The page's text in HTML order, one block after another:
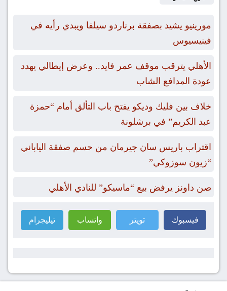
مورينيو يشيد بصفقة برناردو سيلفا ويبدي رأيه في
فينيسيوس
الأهلي يترقب موقف عمر فايد.. وعرض إيطالي يهدد
عودة المدافع الشاب
خلاف بين فليك وديكو يفتح باب التألق أمام “حمزة
عبد الكريم” في برشلونة
اقتراب باريس سان جيرمان من حسم صفقة الياباني
“زيون سوزوكي”
صن داونز يرفض بيع “ماسيكو” للنادي الأهلي
فيسبوك تويتر واتساب تيليجرام